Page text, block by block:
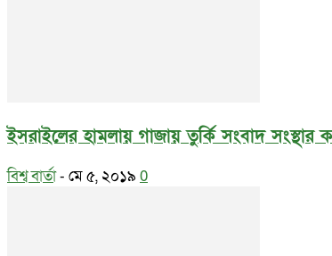
ইসরাইলের হামলায় গাজায় তুর্কি সংবাদ সংস্থার
বিশ্ব বার্তা- মে ৫, ২০১৯ 0